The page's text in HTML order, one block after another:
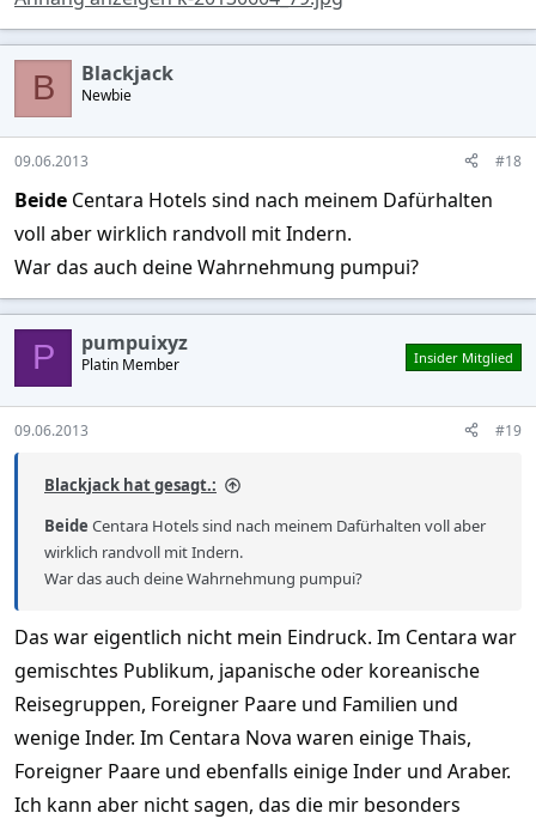
B Blackjack
Newbie
09.06.2013 #18
Beide Centara Hotels sind nach meinem Dafürhalten
voll aber wirklich randvoll mit Indern.
War das auch deine Wahrnehmung pumpui?
P pumpuixyz
Platin Member Insider Mitglied
09.06.2013 #19
Blackjack hat gesagt.:
Beide Centara Hotels sind nach meinem Dafürhalten voll aber
wirklich randvoll mit Indern.
War das auch deine Wahrnehmung pumpui?
Das war eigentlich nicht mein Eindruck. Im Centara war
gemischtes Publikum, japanische oder koreanische
Reisegruppen, Foreigner Paare und Familien und
wenige Inder. Im Centara Nova waren einige Thais,
Foreigner Paare und ebenfalls einige Inder und Araber.
Ich kann aber nicht sagen, das die mir besonders